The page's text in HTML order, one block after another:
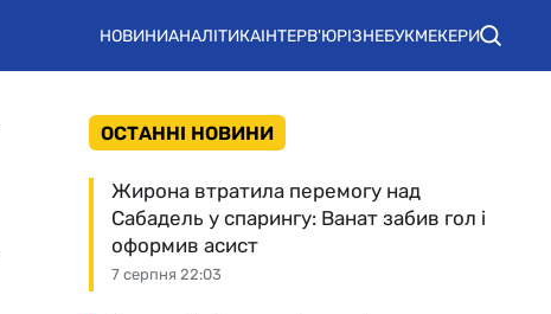
НОВИНИАНАЛІТИКАІНТЕРВ'ЮРІЗНЕБУКМЕКЕРИ
ОСТАННІ НОВИНИ
7 серпня 22:03
Жирона втратила перемогу над
Сабадель у спарингу: Ванат забив гол і
оформив асист